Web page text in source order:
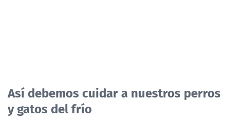
Así debemos cuidar a nuestros perros
y gatos del frío